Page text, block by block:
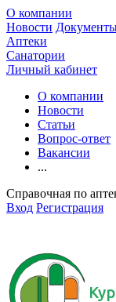
О компании
Новости
Аптеки
Санатории
Личный кабинет
О компании
Новости
Статьи
Вопрос-ответ
Вакансии
...
Справочная по
Вход Регистрация